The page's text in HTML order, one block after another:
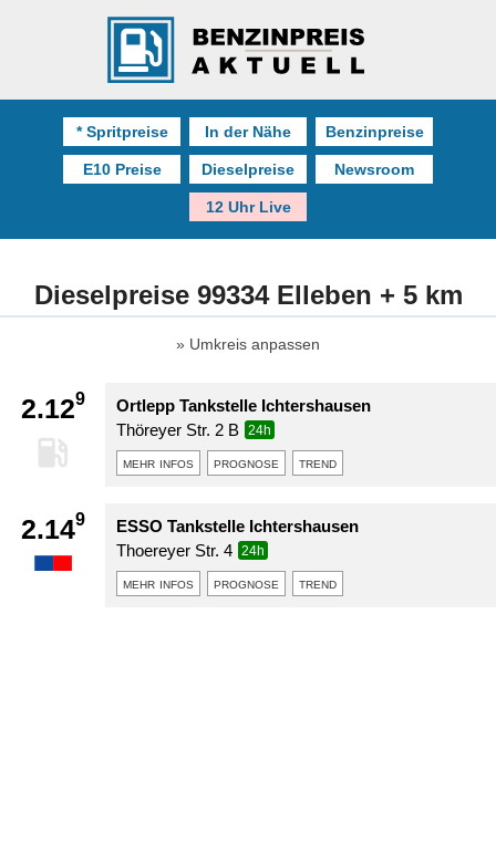
* Spritpreise In der Nähe Benzinpreise
E10 Preise Dieselpreise Newsroom
12 Uhr Live
Dieselpreise 99334 Elleben + 5 km
Umkreis anpassen
2.129
Ortlepp Tankstelle Ichtershausen
Thöreyer Str. 2 B
24h
mehr infos prognose trend
2.149
ESSO Tankstelle Ichtershausen
Thoereyer Str. 4
24h
mehr infos prognose trend